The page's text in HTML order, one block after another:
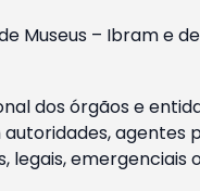
Museus – Ibram e
dos órgãos e
agentes
emergenciais